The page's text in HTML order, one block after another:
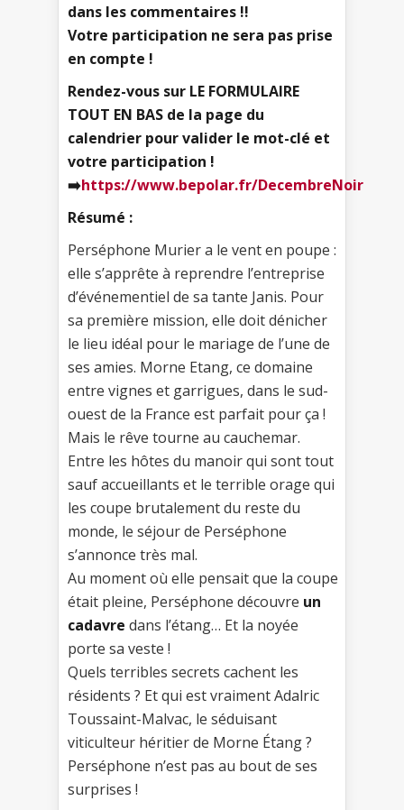
dans les commentaires !!
Votre participation ne sera pas prise
en compte !
Rendez-vous sur LE FORMULAIRE
TOUT EN BAS de la page du
calendrier pour valider le mot-clé et
votre participation !
➡️https://www.bepolar.fr/DecembreNoir
Résumé :
Perséphone Murier a le vent en poupe :
elle s’apprête à reprendre l’entreprise
d’événementiel de sa tante Janis. Pour
sa première mission, elle doit dénicher
le lieu idéal pour le mariage de l’une de
ses amies. Morne Etang, ce domaine
entre vignes et garrigues, dans le sud-
ouest de la France est parfait pour ça !
Mais le rêve tourne au cauchemar.
Entre les hôtes du manoir qui sont tout
sauf accueillants et le terrible orage qui
les coupe brutalement du reste du
monde, le séjour de Perséphone
s’annonce très mal.
Au moment où elle pensait que la coupe
était pleine, Perséphone découvre un
cadavre dans l’étang… Et la noyée
porte sa veste !
Quels terribles secrets cachent les
résidents ? Et qui est vraiment Adalric
Toussaint-Malvac, le séduisant
viticulteur héritier de Morne Étang ?
Perséphone n’est pas au bout de ses
surprises !